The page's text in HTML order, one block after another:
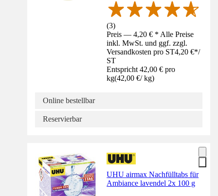
(3)
Preis — 4,20 € * Alle Preise
inkl. MwSt. und ggf. zzgl.
Versandkosten pro ST4,20 €*/
ST
Entspricht 42,00 € pro
kg(42,00 €/ kg)
Online bestellbar
Reservierbar
UHU airmax Nachfülltabs für
Ambiance lavendel 2x 100 g